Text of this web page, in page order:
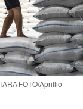
FOTO/Aprillio